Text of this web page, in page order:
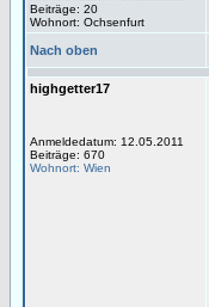
Beiträge: 20
Wohnort: Ochsenfurt
Nach oben
highgetter17
Anmeldedatum: 12.05.2011
Beiträge: 670
Wohnort: Wien